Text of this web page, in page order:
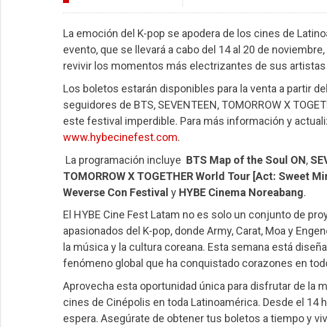
La emoción del K-pop se apodera de los cines de
evento, que se llevará a cabo del 14 al 20 de
revivir los momentos más electrizantes de sus artistas
Los boletos estarán disponibles para la venta a partir
seguidores de BTS, SEVENTEEN, TOMORROW X
este festival imperdible. Para más información y
www.hybecinefest.com.
La programación incluye BTS Map of the Soul ON,
TOMORROW X TOGETHER World Tour [Act: Sweet
Weverse Con Festival y HYBE Cinema Noreabang.
El HYBE Cine Fest Latam no es solo un conjunto de
apasionados del K-pop, donde Army, Carat, Moa y
la música y la cultura coreana. Esta semana está
fenómeno global que ha conquistado corazones en
Aprovecha esta oportunidad única para disfrutar de la
cines de Cinépolis en toda Latinoamérica. Desde el 14
espera. Asegúrate de obtener tus boletos a tiempo y